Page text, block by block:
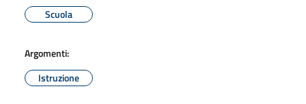
Scuola
Argomenti:
Istruzione